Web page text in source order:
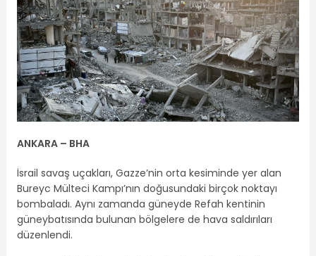
ANKARA – BHA
İsrail savaş uçakları, Gazze’nin orta kesiminde yer alan
Bureyc Mülteci Kampı’nın doğusundaki birçok noktayı
bombaladı. Aynı zamanda güneyde Refah kentinin
güneybatısında bulunan bölgelere de hava saldırıları
düzenlendi.